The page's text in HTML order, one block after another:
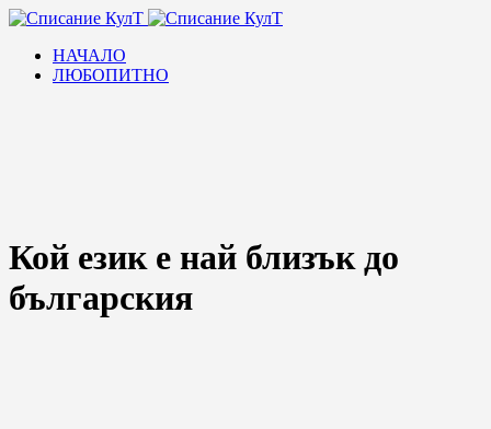
НАЧАЛО
ЛЮБОПИТНО
Кой език е най близък до
българския